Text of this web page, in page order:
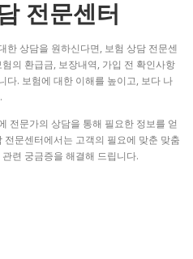
전문센터
한 상담을 원하신다면, 보험 상담 전문센
의 환급금, 보장내역, 가입 전 확인사항
다. 보험에 대한 이해를 높이고, 보다 나
전문가의 상담을 통해 필요한 정보를 얻
문센터에서는 고객의 필요에 맞춘 맞춤
련 궁금증을 해결해 드립니다.